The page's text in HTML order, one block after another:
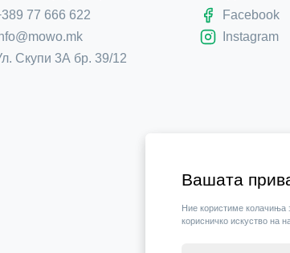
Вашата
Ние користиме колачиња
корисничко искуство на
77 666 622
Скупи 3А бр. 39/12
Facebook
Instagram